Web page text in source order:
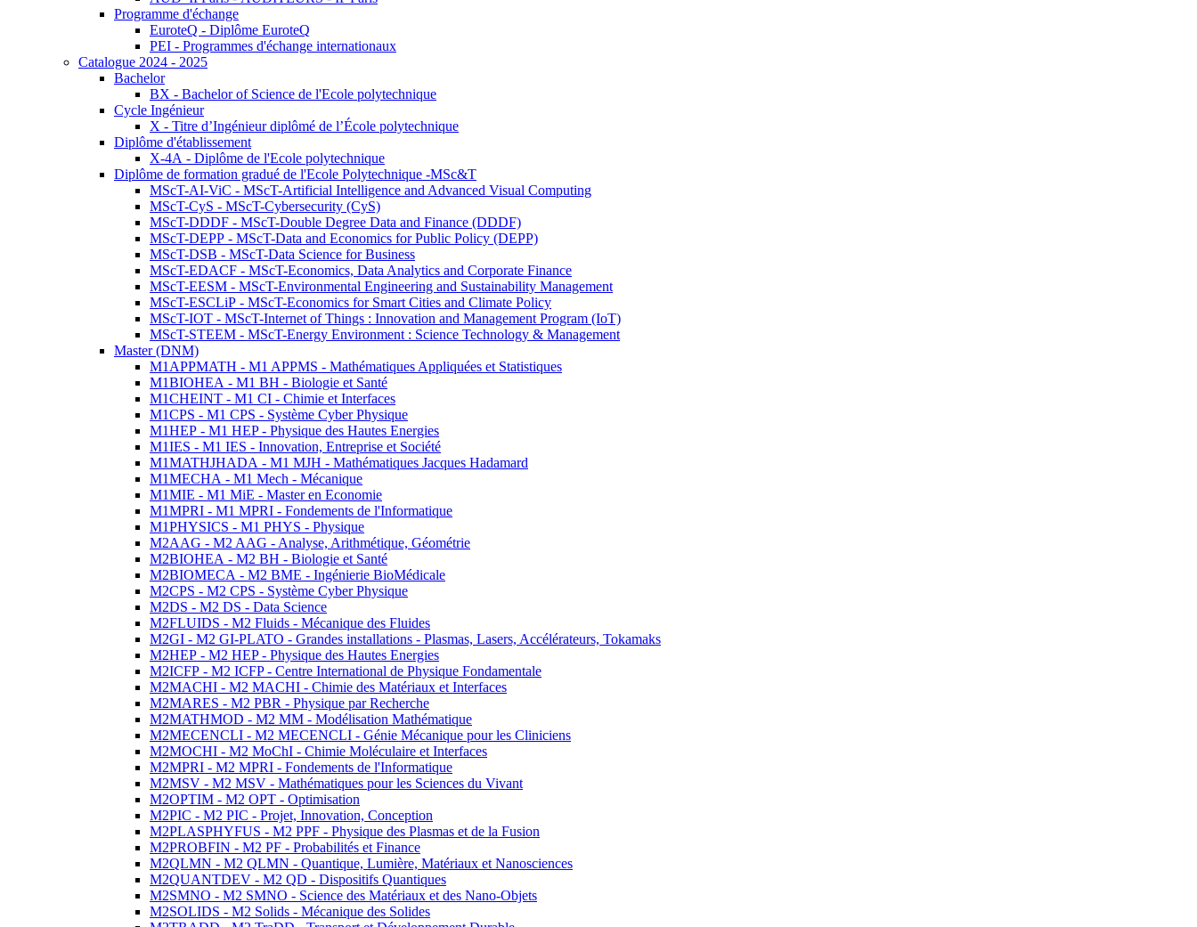
Programme d'échange
EuroteQ - Diplôme EuroteQ
PEI - Programmes d'échange internationaux
Catalogue 2024 - 2025
Bachelor
BX - Bachelor of Science de l'Ecole polytechnique
Cycle Ingénieur
X - Titre d’Ingénieur diplômé de l’École polytechnique
Diplôme d'établissement
X-4A - Diplôme de l'Ecole polytechnique
Diplôme de formation gradué de l'Ecole Polytechnique -MSc&T
MScT-AI-ViC - MScT-Artificial Intelligence and Advanced Visual Computing
MScT-CyS - MScT-Cybersecurity (CyS)
MScT-DDDF - MScT-Double Degree Data and Finance (DDDF)
MScT-DEPP - MScT-Data and Economics for Public Policy (DEPP)
MScT-DSB - MScT-Data Science for Business
MScT-EDACF - MScT-Economics, Data Analytics and Corporate Finance
MScT-EESM - MScT-Environmental Engineering and Sustainability Management
MScT-ESCLiP - MScT-Economics for Smart Cities and Climate Policy
MScT-IOT - MScT-Internet of Things : Innovation and Management Program (IoT)
MScT-STEEM - MScT-Energy Environment : Science Technology & Management
Master (DNM)
M1APPMATH - M1 APPMS - Mathématiques Appliquées et Statistiques
M1BIOHEA - M1 BH - Biologie et Santé
M1CHEINT - M1 CI - Chimie et Interfaces
M1CPS - M1 CPS - Système Cyber Physique
M1HEP - M1 HEP - Physique des Hautes Energies
M1IES - M1 IES - Innovation, Entreprise et Société
M1MATHJHADA - M1 MJH - Mathématiques Jacques Hadamard
M1MECHA - M1 Mech - Mécanique
M1MIE - M1 MiE - Master en Economie
M1MPRI - M1 MPRI - Fondements de l'Informatique
M1PHYSICS - M1 PHYS - Physique
M2AAG - M2 AAG - Analyse, Arithmétique, Géométrie
M2BIOHEA - M2 BH - Biologie et Santé
M2BIOMECA - M2 BME - Ingénierie BioMédicale
M2CPS - M2 CPS - Système Cyber Physique
M2DS - M2 DS - Data Science
M2FLUIDS - M2 Fluids - Mécanique des Fluides
M2GI - M2 GI-PLATO - Grandes installations - Plasmas, Lasers, Accélérateurs, Tokamaks
M2HEP - M2 HEP - Physique des Hautes Energies
M2ICFP - M2 ICFP - Centre International de Physique Fondamentale
M2MACHI - M2 MACHI - Chimie des Matériaux et Interfaces
M2MARES - M2 PBR - Physique par Recherche
M2MATHMOD - M2 MM - Modélisation Mathématique
M2MECENCLI - M2 MECENCLI - Génie Mécanique pour les Cliniciens
M2MOCHI - M2 MoChI - Chimie Moléculaire et Interfaces
M2MPRI - M2 MPRI - Fondements de l'Informatique
M2MSV - M2 MSV - Mathématiques pour les Sciences du Vivant
M2OPTIM - M2 OPT - Optimisation
M2PIC - M2 PIC - Projet, Innovation, Conception
M2PLASPHYFUS - M2 PPF - Physique des Plasmas et de la Fusion
M2PROBFIN - M2 PF - Probabilités et Finance
M2QLMN - M2 QLMN - Quantique, Lumière, Matériaux et Nanosciences
M2QUANTDEV - M2 QD - Dispositifs Quantiques
M2SMNO - M2 SMNO - Science des Matériaux et des Nano-Objets
M2SOLIDS - M2 Solids - Mécanique des Solides